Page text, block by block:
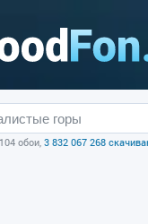
обои, 3 832 067 268